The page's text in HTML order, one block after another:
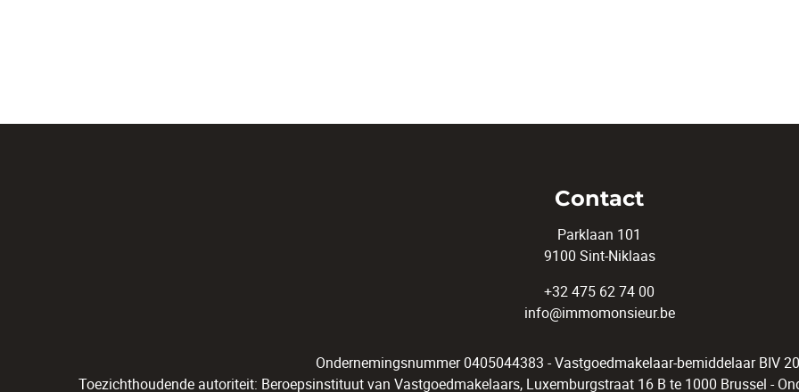
Contact
Parklaan 101
9100 Sint-Niklaas
+32 475 62 74 00
info@immomonsieur.be
Ondernemingsnummer 0405044383 - Vastgoedmakelaar-bemiddelaar BIV
Toezichthoudende autoriteit: Beroepsinstituut van Vastgoedmakelaars, Luxemburgstraat 16 B te 1000 Brussel -